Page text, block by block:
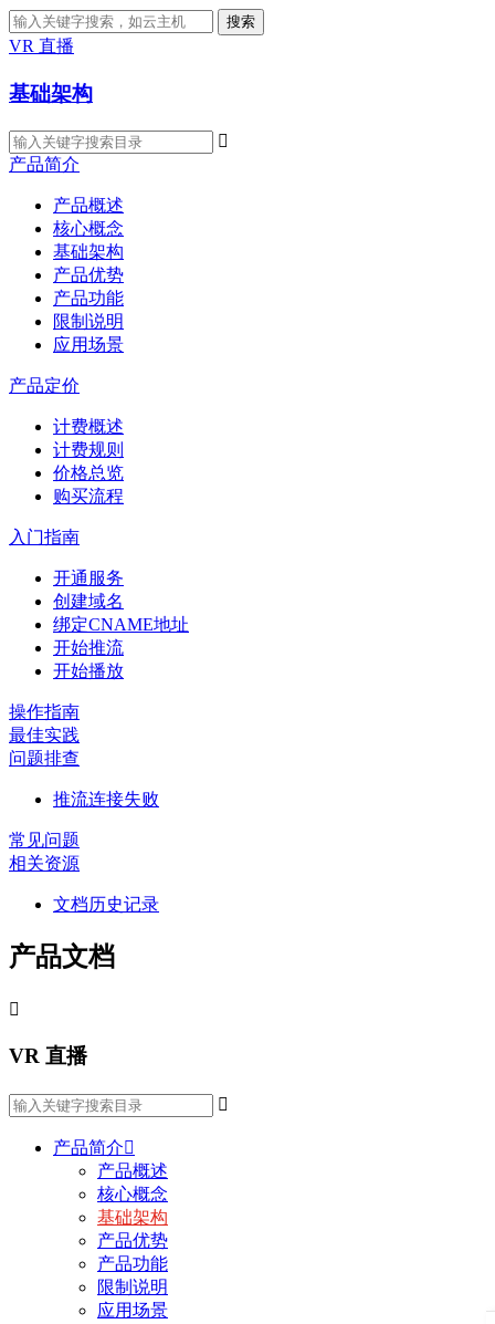
搜索
VR 直播
基础架构

产品简介
产品概述
核心概念
基础架构
产品优势
产品功能
限制说明
应用场景
产品定价
计费概述
计费规则
价格总览
购买流程
入门指南
开通服务
创建域名
绑定CNAME地址
开始推流
开始播放
操作指南
最佳实践
问题排查
推流连接失败
常见问题
相关资源
文档历史记录
产品文档

VR 直播

产品简介
产品概述
核心概念
基础架构
产品优势
产品功能
限制说明
应用场景